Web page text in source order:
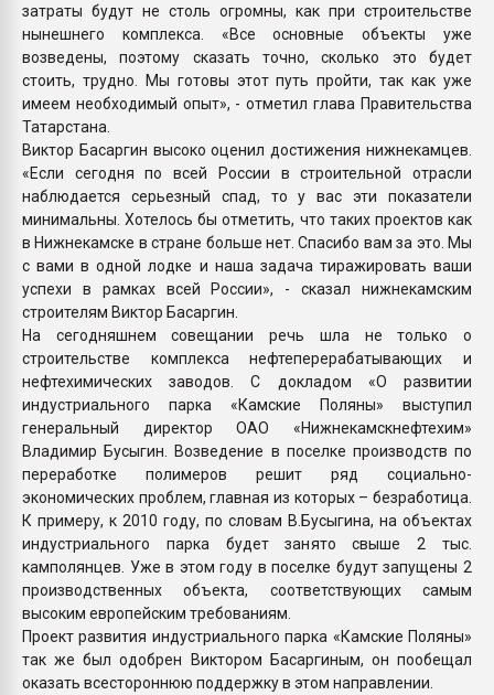
затраты будут не столь огромны, как при строительстве
нынешнего комплекса. «Все основные объекты уже
возведены, поэтому сказать точно, сколько это будет
стоить, трудно. Мы готовы этот путь пройти, так как уже
имеем необходимый опыт», - отметил глава Правительства
Татарстана.
Виктор Басаргин высоко оценил достижения нижнекамцев.
«Если сегодня по всей России в строительной отрасли
наблюдается серьезный спад, то у вас эти показатели
минимальны. Хотелось бы отметить, что таких проектов как
в Нижнекамске в стране больше нет. Спасибо вам за это. Мы
с вами в одной лодке и наша задача тиражировать ваши
успехи в рамках всей России», - сказал нижнекамским
строителям Виктор Басаргин.
На сегодняшнем совещании речь шла не только о
строительстве комплекса нефтеперерабатывающих и
нефтехимических заводов. С докладом «О развитии
индустриального парка «Камские Поляны» выступил
генеральный директор ОАО «Нижнекамскнефтехим»
Владимир Бусыгин. Возведение в поселке производств по
переработке полимеров решит ряд социально-
экономических проблем, главная из которых – безработица.
К примеру, к 2010 году, по словам В.Бусыгина, на объектах
индустриального парка будет занято свыше 2 тыс.
камполянцев. Уже в этом году в поселке будут запущены 2
производственных объекта, соответствующих самым
высоким европейским требованиям.
Проект развития индустриального парка «Камские Поляны»
так же был одобрен Виктором Басаргиным, он пообещал
оказать всестороннюю поддержку в этом направлении.